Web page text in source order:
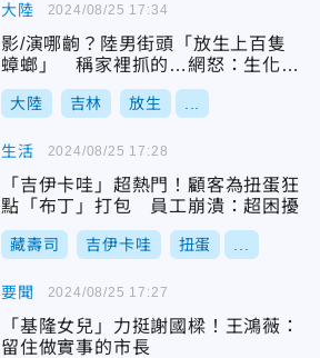
大陸
影/演哪齣？陸男街頭「放生上百隻
蟑螂」 稱家裡抓的…網怒：生化武
器投毒
大陸 吉林 放生
2024/08/25 17:34
生活
「吉伊卡哇」超熱門！顧客為扭蛋狂
點「布丁」打包 員工崩潰：超困擾
藏壽司 吉伊卡哇 扭蛋
2024/08/25 17:28
要聞
「基隆女兒」力挺謝國樑！王鴻薇：
留住做實事的市長
2024/08/25 17:27